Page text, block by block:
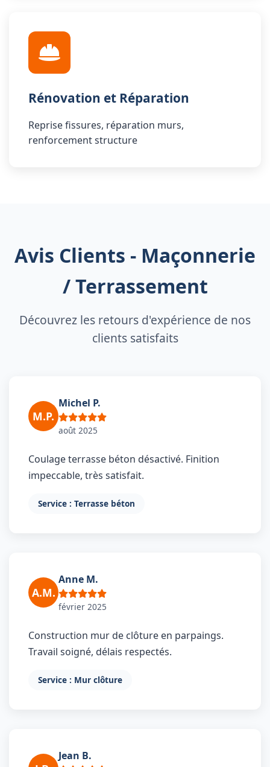
Rénovation et Réparation
Reprise fissures, réparation murs,
renforcement structure
Avis Clients - Maçonnerie
/ Terrassement
Découvrez les retours d'expérience de nos
clients satisfaits
M.P.
Michel P.
août 2025
Coulage terrasse béton désactivé. Finition
impeccable, très satisfait.
Service : Terrasse béton
A.M.
Anne M.
février 2025
Construction mur de clôture en parpaings.
Travail soigné, délais respectés.
Service : Mur clôture
Jean B.